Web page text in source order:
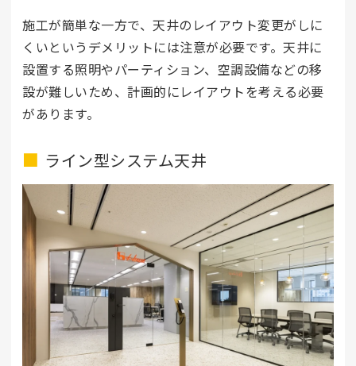
施工が簡単な一方で、天井のレイアウト変更がしに
くいというデメリットには注意が必要です。天井に
設置する照明やパーティション、空調設備などの移
設が難しいため、計画的にレイアウトを考える必要
があります。
ライン型システム天井